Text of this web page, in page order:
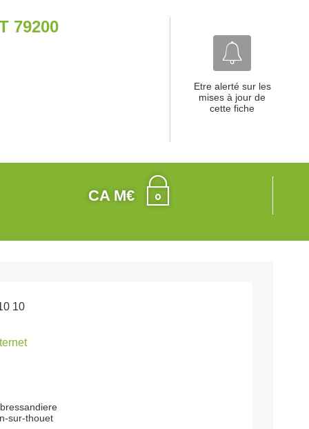
79200
Etre alerté sur les
mises à jour de
cette fiche
CA M€
10
sur-thouet